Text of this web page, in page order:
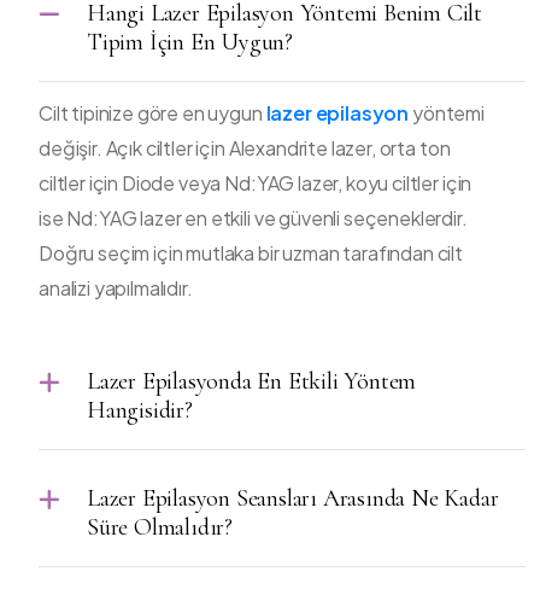
Hangi Lazer Epilasyon Yöntemi Benim Cilt
Tipim İçin En Uygun?
Cilt tipinize göre en uygun lazer epilasyon yöntemi
değişir. Açık ciltler için Alexandrite lazer, orta ton
ciltler için Diode veya Nd:YAG lazer, koyu ciltler için
ise Nd:YAG lazer en etkili ve güvenli seçeneklerdir.
Doğru seçim için mutlaka bir uzman tarafından cilt
analizi yapılmalıdır.
Lazer Epilasyonda En Etkili Yöntem
Hangisidir?
Lazer Epilasyon Seansları Arasında Ne Kadar
Süre Olmalıdır?